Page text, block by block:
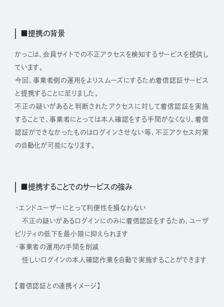
IRお問い合わせ
免責事項
Sustainability
Recruit
■提携の背景
かっこは、会員サイトでの不正アクセスを検知するサービスを提供し
ています。
今回、事業者側の運用をよりスムーズにするため着信認証サービス
と提携することに至りました。
不正の疑いがあると判断されたアクセスに対して着信認証を実施
することで、事業者にとっては本人確認をする手間がなくなり、着信
認証ができなかったものはログインさせない等、不正アクセス対策
の自動化が可能になります。
■提携することでのサービスの強み
・エンドユーザーにとって利便性を損なわない
不正の疑いがあるログインにのみに着信認証をするため、ユーザ
ビリティの低下を最小限に抑えられます
・事業者の運用の手間を削減
怪しいログインの本人確認作業を自動で実施することができます
【着信認証との連携イメージ】